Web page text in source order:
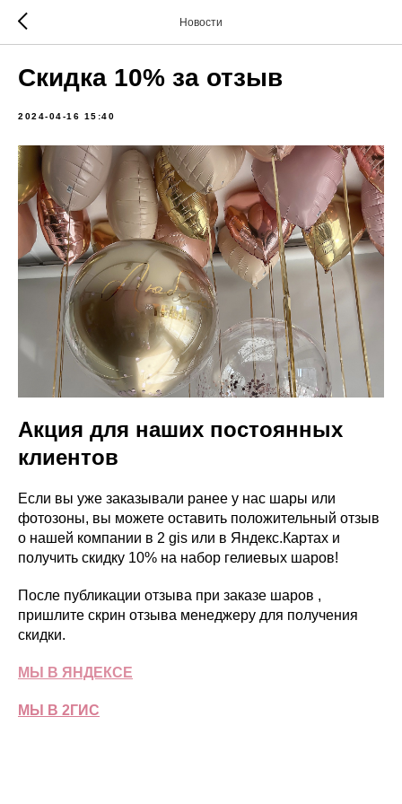
Новости
Скидка 10% за отзыв
2024-04-16 15:40
Акция для наших постоянных
клиентов
Если вы уже заказывали ранее у нас шары или
фотозоны, вы можете оставить положительный отзыв
о нашей компании в 2 gis или в Яндекс.Картах и
получить скидку 10% на набор гелиевых шаров!
После публикации отзыва при заказе шаров ,
пришлите скрин отзыва менеджеру для получения
скидки.
МЫ В ЯНДЕКСЕ
МЫ В 2ГИС